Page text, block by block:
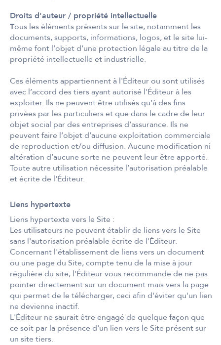
Droits d'auteur / propriété intellectuelle
Tous les éléments présents sur le site, notamment les
documents, supports, informations, logos, et le site lui-
même font l’objet d’une protection légale au titre de la
propriété intellectuelle et industrielle.
Ces éléments appartiennent à l'Éditeur ou sont utilisés
avec l’accord des tiers ayant autorisé l'Éditeur à les
exploiter. Ils ne peuvent être utilisés qu’à des fins
privées par les particuliers et que dans le cadre de leur
objet social par des entreprises d’assurance. Ils ne
peuvent faire l’objet d’aucune exploitation commerciale
de reproduction et/ou diffusion. Aucune modification ni
altération d’aucune sorte ne peuvent leur être apporté.
Toute autre utilisation nécessite l’autorisation préalable
et écrite de l'Éditeur.
Liens hypertexte
Liens hypertexte vers le Site :
Les utilisateurs ne peuvent établir de liens vers le Site
sans l'autorisation préalable écrite de l'Éditeur.
Concernant l'établissement de liens vers un document
ou une page du Site, compte tenu de la mise à jour
régulière du site, l'Éditeur vous recommande de ne pas
pointer directement sur un document mais vers la page
qui permet de le télécharger, ceci afin d'éviter qu'un lien
ne devienne inactif.
L'Éditeur ne saurait être engagé de quelque façon que
ce soit par la présence d'un lien vers le Site présent sur
un site tiers.